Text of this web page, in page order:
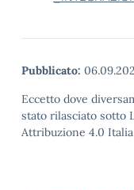
Pubblicato:
Eccetto dove
stato rilasciato sotto
Attribuzione 4.0